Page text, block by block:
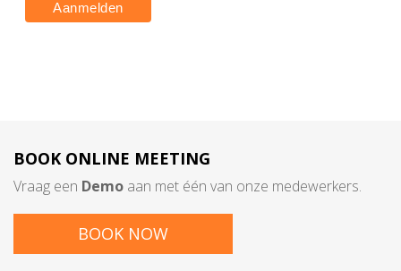
BOOK ONLINE MEETING
Vraag een Demo aan met één van onze medewerkers.
BOOK NOW